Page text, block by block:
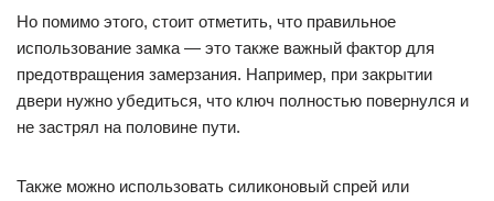
Но помимо этого, стоит отметить, что правильное
использование замка — это также важный фактор для
предотвращения замерзания. Например, при закрытии
двери нужно убедиться, что ключ полностью повернулся и
не застрял на половине пути.
Также можно использовать силиконовый спрей или